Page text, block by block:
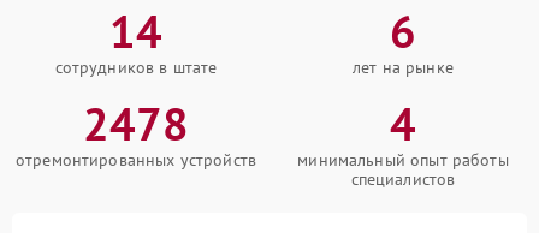
14
сотрудников в штате
6
лет на рынке
2478
отремонтированных устройств
4
минимальный опыт работы
специалистов